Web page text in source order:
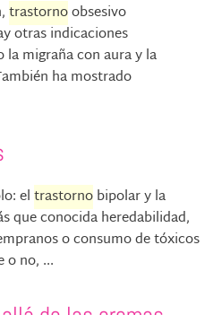
trastornoobsesivo
otras indicaciones
la migraña con aura y la
ha mostrado
eltrastornobipolar y la
que conocida heredabilidad,
o consumo de tóxicos
o no, ...